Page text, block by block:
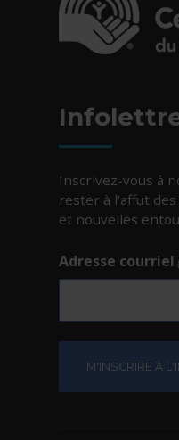
Inscrivez-vous à
rester à l’affut
et nouvelles
Adresse courriel